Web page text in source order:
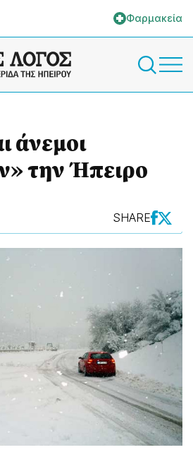
Φαρμακεία
άνεμοι
την Ήπειρο
SHARE